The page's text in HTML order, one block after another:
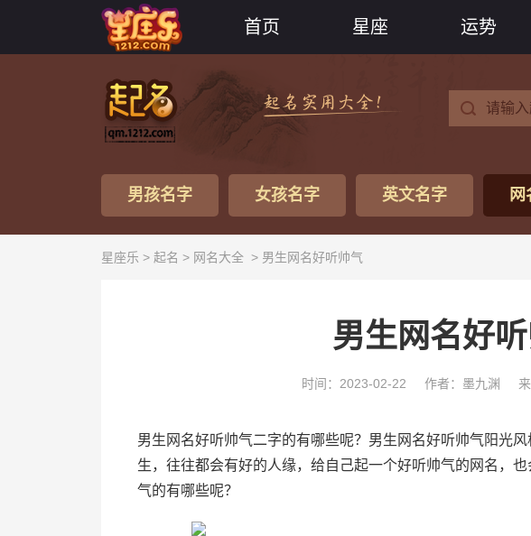
首页 星座 运势
男孩名字 女孩名字 英文名字 网
星座乐 > 起名 > 网名大全 > 男生网名好听帅气
男生网名好
时间：2023-02-22 作者：墨九渊
男生网名好听帅气二字的有哪些呢？男生网名好听帅气阳光
生，往往都会有好的人缘，给自己起一个好听帅气的网名，
气的有哪些呢？